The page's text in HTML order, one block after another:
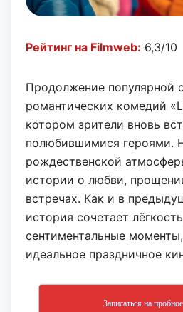
Рейтинг на Filmweb: 6,3/10
Продолжение популярной
романтических комедий
котором зрители вновь
полюбившимися героями.
рождественской
истории о любви,
встречах. Как и в
история сочетает
сентиментальные
идеальное праздничное
Записаться на